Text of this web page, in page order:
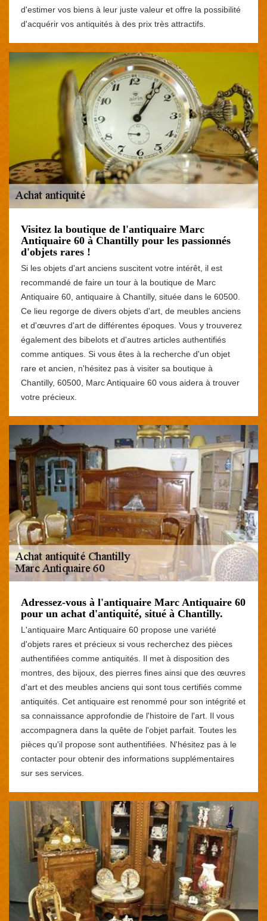
d'estimer vos biens à leur juste valeur et offre la possibilité
d'acquérir vos antiquités à des prix très attractifs.
Visitez la boutique de l'antiquaire Marc
Antiquaire 60 à Chantilly pour les passionnés
d'objets rares !
Si les objets d'art anciens suscitent votre intérêt, il est
recommandé de faire un tour à la boutique de Marc
Antiquaire 60, antiquaire à Chantilly, située dans le 60500.
Ce lieu regorge de divers objets d'art, de meubles anciens
et d'œuvres d'art de différentes époques. Vous y trouverez
également des bibelots et d'autres articles authentifiés
comme antiques. Si vous êtes à la recherche d'un objet
rare et ancien, n'hésitez pas à visiter sa boutique à
Chantilly, 60500, Marc Antiquaire 60 vous aidera à trouver
votre précieux.
Adressez-vous à l'antiquaire Marc Antiquaire 60
pour un achat d'antiquité, situé à Chantilly.
L'antiquaire Marc Antiquaire 60 propose une variété
d'objets rares et précieux si vous recherchez des pièces
authentifiées comme antiquités. Il met à disposition des
montres, des bijoux, des pierres fines ainsi que des œuvres
d'art et des meubles anciens qui sont tous certifiés comme
antiquités. Cet antiquaire est renommé pour son intégrité et
sa connaissance approfondie de l'histoire de l'art. Il vous
accompagnera dans la quête de l'objet parfait. Toutes les
pièces qu'il propose sont authentifiées. N'hésitez pas à le
contacter pour obtenir des informations supplémentaires
sur ses services.